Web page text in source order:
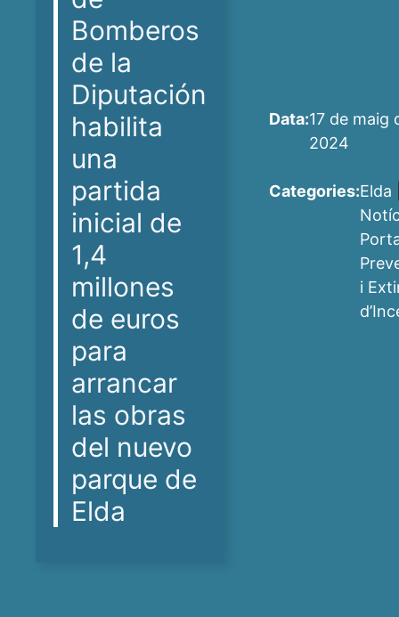
Bomberos
de la
Diputación
habilita
una
partida
inicial de
1,4
millones
de euros
para
arrancar
las obras
del nuevo
parque de
Elda
Data:17 de maig
2024
Categories:Elda
i